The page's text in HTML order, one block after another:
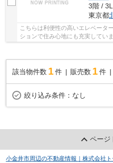
3階 /
東京都
こちらは利便性の高いエレベータ
ションで住み心地にも充実してい
該当物件数 1件 販売数 1 件
絞り込み条件： なし
ページ
小金井市周辺の不動産情報｜株式会社